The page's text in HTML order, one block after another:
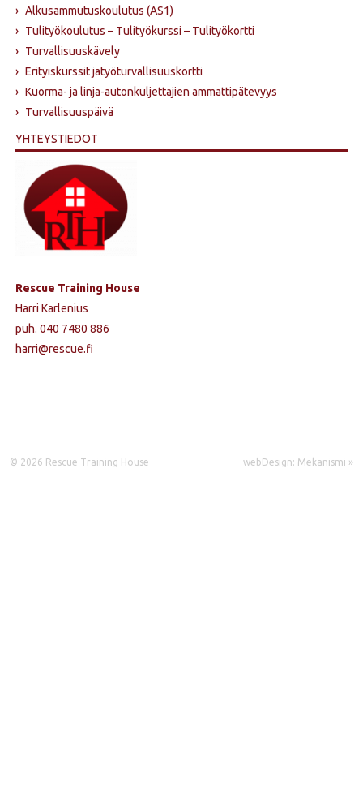
› Alkusammutus­koulutus (AS1)
› Tulityökoulutus – Tulityökurssi – Tulityökortti
› Turvallisuuskävely
› Erityiskurssit jatyöturvallisuuskortti
› Kuorma- ja linja-autonkuljettajien ammattipätevyys
› Turvallisuuspäivä
YHTEYSTIEDOT
Rescue Training House
Harri Karlenius
puh. 040 7480 886
harri@rescue.fi
© 2026 Rescue Training House webDesign: Mekanismi »